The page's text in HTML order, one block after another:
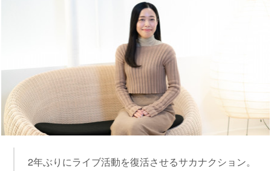
2年ぶりにライブ活動を復活させるサカナクション。